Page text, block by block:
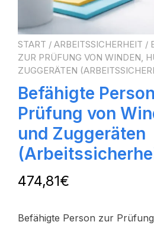
START / ARBEITSSICHERHEIT /
ZUR PRÜFUNG VON WINDEN,
ZUGGERÄTEN
Befähigte
Prüfung von
und Zuggeräten
474,81€
Befähigte Person zur